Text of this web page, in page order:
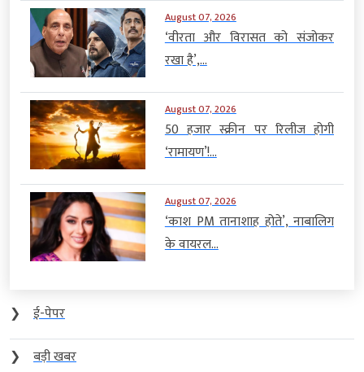
August 07, 2026
‘वीरता और विरासत को संजोकर
रखा है’,...
August 07, 2026
50 हजार स्क्रीन पर रिलीज होगी
‘रामायण’!...
August 07, 2026
‘काश PM तानाशाह होते’, नाबालिग
के वायरल...
❯
ई-पेपर
❯
बड़ी खबर